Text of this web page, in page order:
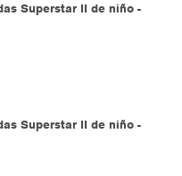
Superstar II de niño -
Superstar II de niño -